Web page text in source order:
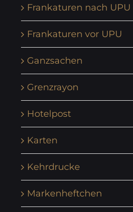
Frankaturen nach UPU
Frankaturen vor UPU
Ganzsachen
Grenzrayon
Hotelpost
Karten
Kehrdrucke
Markenheftchen